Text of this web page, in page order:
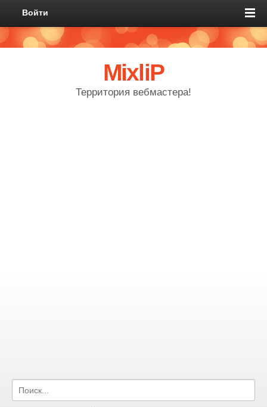
Войти
MixliP
Территория вебмастера!